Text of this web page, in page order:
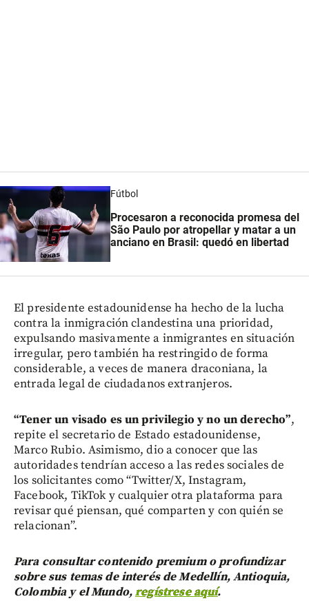
Fútbol
Procesaron a reconocida promesa del
São Paulo por atropellar y matar a un
anciano en Brasil: quedó en libertad
El presidente estadounidense ha hecho de la lucha
contra la inmigración clandestina una prioridad,
expulsando masivamente a inmigrantes en situación
irregular, pero también ha restringido de forma
considerable, a veces de manera draconiana, la
entrada legal de ciudadanos extranjeros.
“Tener un visado es un privilegio y no un derecho”,
repite el secretario de Estado estadounidense,
Marco Rubio. Asimismo, dio a conocer que las
autoridades tendrían acceso a las redes sociales de
los solicitantes como “Twitter/X, Instagram,
Facebook, TikTok y cualquier otra plataforma para
revisar qué piensan, qué comparten y con quién se
relacionan”.
Para consultar contenido premium o profundizar
sobre sus temas de interés de Medellín, Antioquia,
Colombia y el Mundo,regístrese aquí.